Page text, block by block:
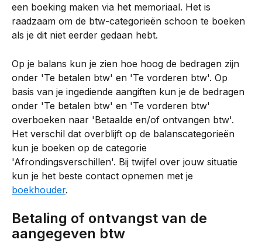
een boeking maken via het memoriaal. Het is
raadzaam om de btw-categorieën schoon te boeken
als je dit niet eerder gedaan hebt.
Op je balans kun je zien hoe hoog de bedragen zijn
onder 'Te betalen btw' en 'Te vorderen btw'. Op
basis van je ingediende aangiften kun je de bedragen
onder 'Te betalen btw' en 'Te vorderen btw'
overboeken naar 'Betaalde en/of ontvangen btw'.
Het verschil dat overblijft op de balanscategorieën
kun je boeken op de categorie
'Afrondingsverschillen'. Bij twijfel over jouw situatie
kun je het beste contact opnemen met je
boekhouder.
Betaling of ontvangst van de
aangegeven btw